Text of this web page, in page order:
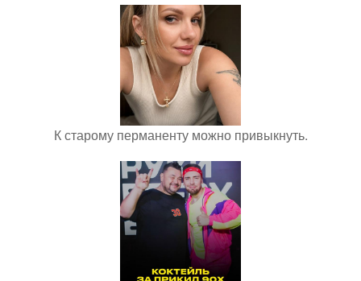
К старому перманенту можно привыкнуть.